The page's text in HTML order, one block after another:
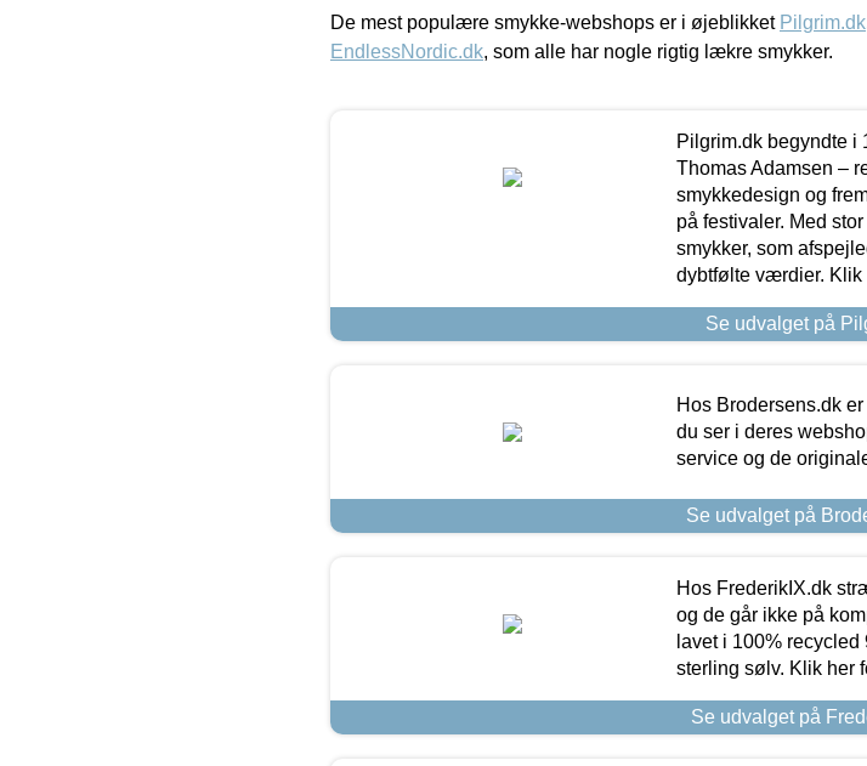
De mest populære smykke-webshops er i øjeblikket Pilgrim.dk
EndlessNordic.dk, som alle har nogle rigtig lækre smykker.
Pilgrim.dk begyndte i
Thomas Adamsen –
smykkedesign og
på festivaler. Med
smykker, som
dybtfølte værdier. Klik
Se udvalget på
Hos Brodersens.dk
du ser i deres
service og de
Se udvalget på
Hos FrederikIX.dk
og de går ikke på
lavet i 100%
sterling sølv. Klik her
Se udvalget på